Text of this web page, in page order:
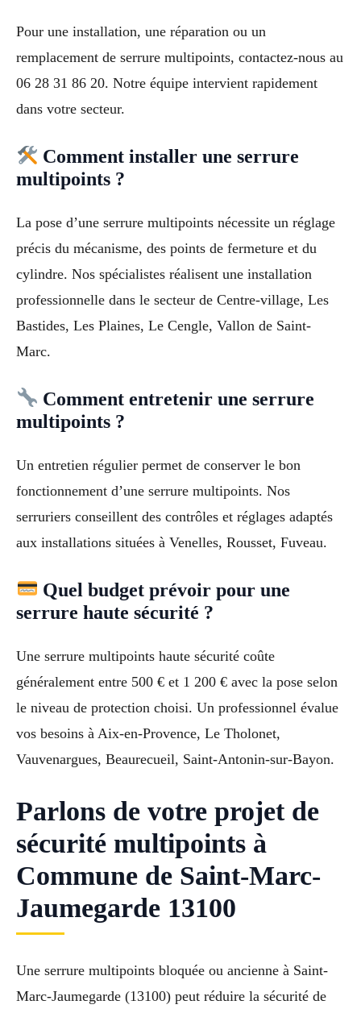
Pour une installation, une réparation ou un
remplacement de serrure multipoints, contactez-nous au
06 28 31 86 20. Notre équipe intervient rapidement
dans votre secteur.
Comment installer une serrure
multipoints ?
La pose d’une serrure multipoints nécessite un réglage
précis du mécanisme, des points de fermeture et du
cylindre. Nos spécialistes réalisent une installation
professionnelle dans le secteur de Centre-village, Les
Bastides, Les Plaines, Le Cengle, Vallon de Saint-
Marc.
Comment entretenir une serrure
multipoints ?
Un entretien régulier permet de conserver le bon
fonctionnement d’une serrure multipoints. Nos
serruriers conseillent des contrôles et réglages adaptés
aux installations situées à Venelles, Rousset, Fuveau.
Quel budget prévoir pour une
serrure haute sécurité ?
Une serrure multipoints haute sécurité coûte
généralement entre 500 € et 1 200 € avec la pose selon
le niveau de protection choisi. Un professionnel évalue
vos besoins à Aix-en-Provence, Le Tholonet,
Vauvenargues, Beaurecueil, Saint-Antonin-sur-Bayon.
Parlons de votre projet de
sécurité multipoints à
Commune de Saint-Marc-
Jaumegarde 13100
Une serrure multipoints bloquée ou ancienne à Saint-
Marc-Jaumegarde (13100) peut réduire la sécurité de